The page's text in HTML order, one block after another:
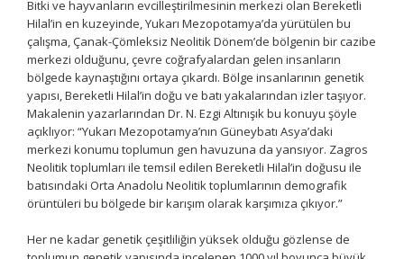
Bitki ve hayvanların evcilleştirilmesinin merkezi olan Bereketli
Hilal’in en kuzeyinde, Yukarı Mezopotamya’da yürütülen bu
çalışma, Çanak-Çömleksiz Neolitik Dönem’de bölgenin bir cazibe
merkezi olduğunu, çevre coğrafyalardan gelen insanların
bölgede kaynaştığını ortaya çıkardı. Bölge insanlarının genetik
yapısı, Bereketli Hilal’in doğu ve batı yakalarından izler taşıyor.
Makalenin yazarlarından Dr. N. Ezgi Altınışık bu konuyu şöyle
açıklıyor: “Yukarı Mezopotamya’nın Güneybatı Asya’daki
merkezi konumu toplumun gen havuzuna da yansıyor. Zagros
Neolitik toplumları ile temsil edilen Bereketli Hilal’in doğusu ile
batısındaki Orta Anadolu Neolitik toplumlarının demografik
örüntüleri bu bölgede bir karışım olarak karşımıza çıkıyor.”
Her ne kadar genetik çeşitliliğin yüksek olduğu gözlense de